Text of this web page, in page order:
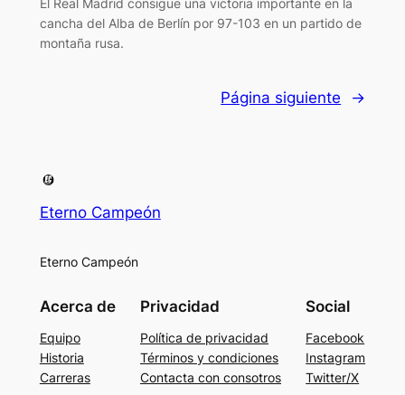
El Real Madrid consigue una victoria importante en la
cancha del Alba de Berlín por 97-103 en un partido de
montaña rusa.
Página siguiente →
Eterno Campeón
Eterno Campeón
Acerca de
Equipo
Historia
Carreras
Privacidad
Política de privacidad
Términos y condiciones
Contacta con consotros
Social
Facebook
Instagram
Twitter/X